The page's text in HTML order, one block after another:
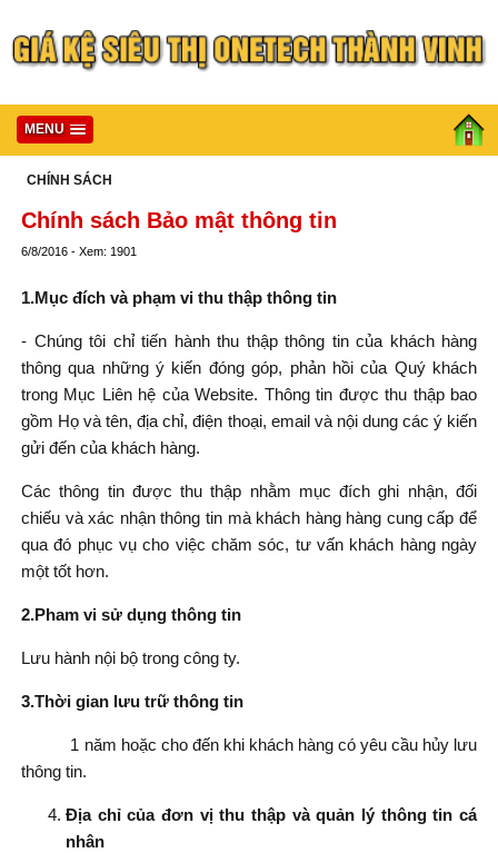
MENU
CHÍNH SÁCH
Chính sách Bảo mật thông tin
6/8/2016 - Xem: 1901
1.Mục đích và phạm vi thu thập thông tin
- Chúng tôi chỉ tiến hành thu thập thông tin của khách hàng
thông qua những ý kiến đóng góp, phản hồi của Quý khách
trong Mục Liên hệ của Website. Thông tin được thu thập bao
gồm Họ và tên, địa chỉ, điện thoại, email và nội dung các ý kiến
gửi đến của khách hàng.
Các thông tin được thu thập nhằm mục đích ghi nhận, đối
chiếu và xác nhận thông tin mà khách hàng hàng cung cấp để
qua đó phục vụ cho việc chăm sóc, tư vấn khách hàng ngày
một tốt hơn.
2.Pham vi sử dụng thông tin
Lưu hành nội bộ trong công ty.
3.Thời gian lưu trữ thông tin
1 năm hoặc cho đến khi khách hàng có yêu cầu hủy lưu
thông tin.
Địa chỉ của đơn vị thu thập và quản lý thông tin cá
nhân